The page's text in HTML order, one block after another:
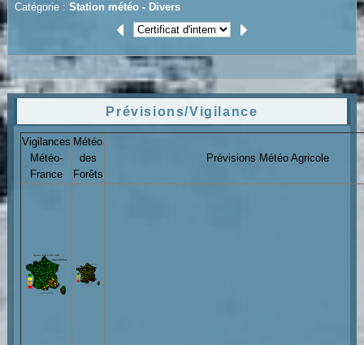
Catégorie : Station météo - Divers
Prévisions/Vigilance
Vigilances
Météo-
France
Météo
des
Forêts
Prévisions Météo Agricole